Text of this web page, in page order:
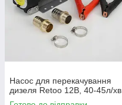
Насос для перекачування
дизеля Retoo 12В, 40-45л/хв